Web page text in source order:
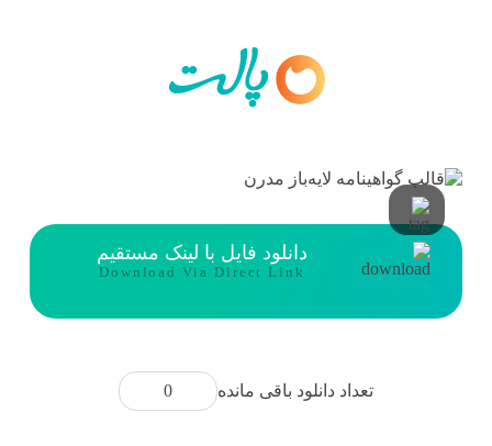
دانلود فایل با لینک مستقیم
Download Via Direct Link
تعداد دانلود باقی مانده 0